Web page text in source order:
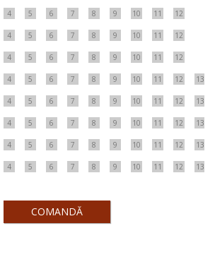
4 5 6 7 8 9 10 11 12
4 5 6 7 8 9 10 11 12
4 5 6 7 8 9 10 11 12
4 5 6 7 8 9 10 11 12 13
4 5 6 7 8 9 10 11 12 13
4 5 6 7 8 9 10 11 12 13
4 5 6 7 8 9 10 11 12 13
4 5 6 7 8 9 10 11 12 13
COMANDĂ